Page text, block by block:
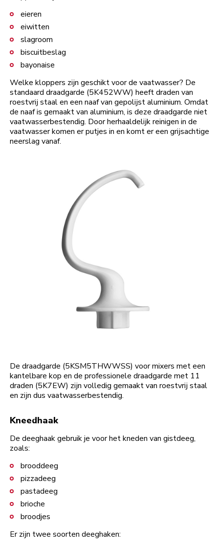
eieren
eiwitten
slagroom
biscuitbeslag
bayonaise
Welke kloppers zijn geschikt voor de vaatwasser? De
standaard draadgarde (5K452WW) heeft draden van
roestvrij staal en een naaf van gepolijst aluminium. Omdat
de naaf is gemaakt van aluminium, is deze draadgarde niet
vaatwasserbestendig. Door herhaaldelijk reinigen in de
vaatwasser komen er putjes in en komt er een grijsachtige
neerslag vanaf.
De draadgarde (5KSM5THWWSS) voor mixers met een
kantelbare kop en de professionele draadgarde met 11
draden (5K7EW) zijn volledig gemaakt van roestvrij staal
en zijn dus vaatwasserbestendig.
Kneedhaak
De deeghaak gebruik je voor het kneden van gistdeeg,
zoals:
brooddeeg
pizzadeeg
pastadeeg
brioche
broodjes
Er zijn twee soorten deeghaken: